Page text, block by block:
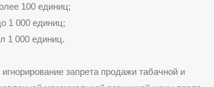
100 единиц;
1 000 единиц;
1 000 единиц.
запрета продажи табачной и